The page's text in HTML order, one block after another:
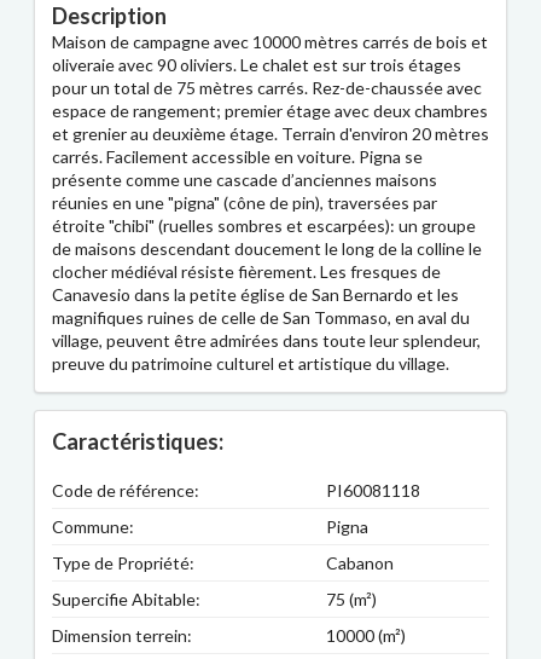
Description
Maison de campagne avec 10000 mètres carrés de bois et
oliveraie avec 90 oliviers. Le chalet est sur trois étages
pour un total de 75 mètres carrés. Rez-de-chaussée avec
espace de rangement; premier étage avec deux chambres
et grenier au deuxième étage. Terrain d'environ 20 mètres
carrés. Facilement accessible en voiture. Pigna se
présente comme une cascade d’anciennes maisons
réunies en une "pigna" (cône de pin), traversées par
étroite "chibi" (ruelles sombres et escarpées): un groupe
de maisons descendant doucement le long de la colline le
clocher médiéval résiste fièrement. Les fresques de
Canavesio dans la petite église de San Bernardo et les
magnifiques ruines de celle de San Tommaso, en aval du
village, peuvent être admirées dans toute leur splendeur,
preuve du patrimoine culturel et artistique du village.
Caractéristiques:
Code de référence:
PI60081118
Commune:
Pigna
Type de Propriété:
Cabanon
Supercifie Abitable:
75 (m²)
Dimension terrein:
10000 (m²)